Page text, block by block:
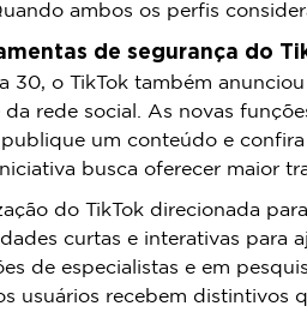
ambos os perfis
de segurança do
30, o TikTok também
rede social. As novas
um conteúdo e
busca oferecer maior
do TikTok direcionada
curtas e interativas para
de especialistas e em
usuários recebem distintivos